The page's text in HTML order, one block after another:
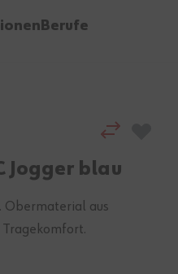
Berufe
Jogger blau
Obermaterial aus